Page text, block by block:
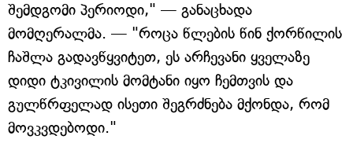
შემდგომი პერიოდი," — განაცხადა
მომღერალმა. — "როცა წლების წინ ქორწილის
ჩაშლა გადავწყვიტეთ, ეს არჩევანი ყველაზე
დიდი ტკივილის მომტანი იყო ჩემთვის და
გულწრფელად ისეთი შეგრძნება მქონდა, რომ
მოვკვდებოდი."